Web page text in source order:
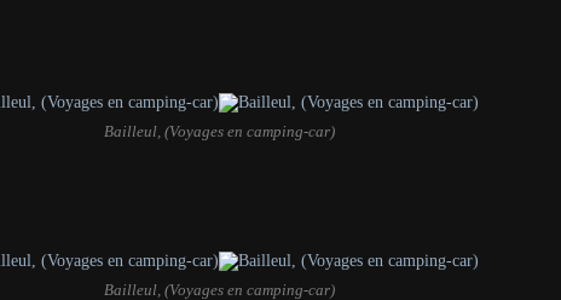
Bailleul, (Voyages en camping-car)
Bailleul, (Voyages en camping-car)